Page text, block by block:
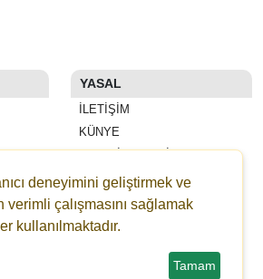
YASAL
İLETIŞIM
KÜNYE
YAYIN İLKELERI
KURALLAR
GIZLILIK
KULLANICI SÖZLEŞMESI
deneyimini geliştirmek ve
çalışmasını sağlamak
kullanılmaktadır.
Tamam